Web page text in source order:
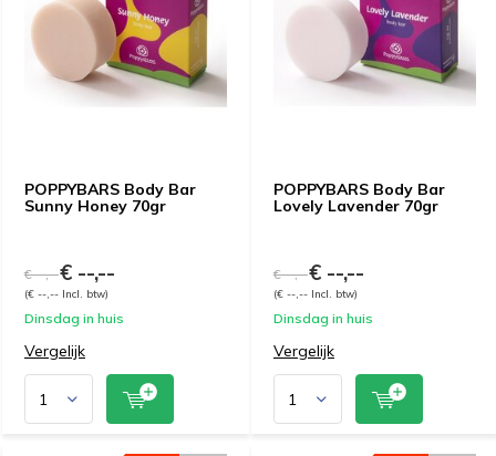
POPPYBARS Body Bar
Sunny Honey 70gr
€ --,--€ --,--
(€ --,-- Incl. btw)
Dinsdag in huis
Vergelijk
POPPYBARS Body Bar
Lovely Lavender 70gr
€ --,--€ --,--
(€ --,-- Incl. btw)
Dinsdag in huis
Vergelijk